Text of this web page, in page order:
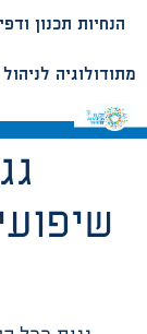
הנחיות תכנון
מתודולוגיה